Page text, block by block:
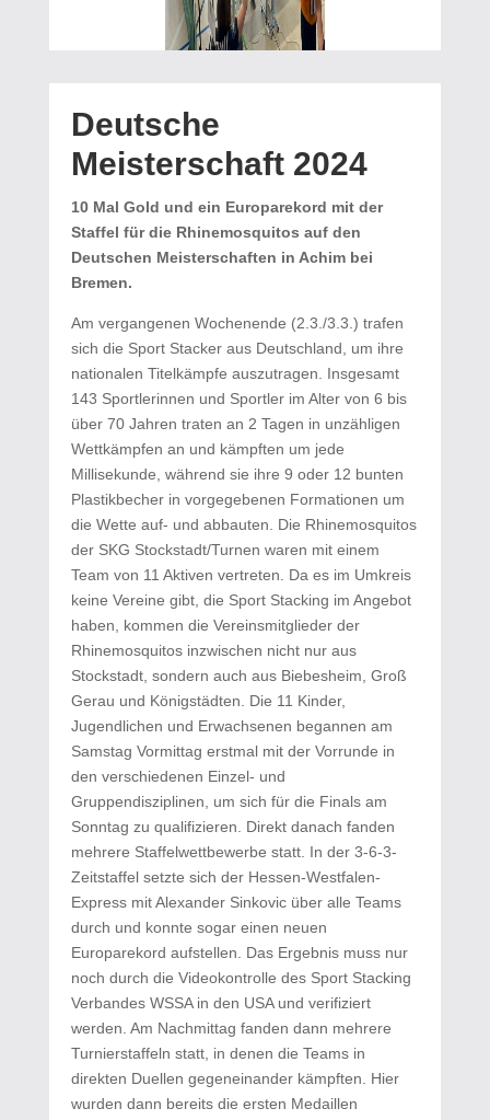
Deutsche
Meisterschaft 2024
10 Mal Gold und ein Europarekord mit der
Staffel für die Rhinemosquitos auf den
Deutschen Meisterschaften in Achim bei
Bremen.
Am vergangenen Wochenende (2.3./3.3.) trafen
sich die Sport Stacker aus Deutschland, um ihre
nationalen Titelkämpfe auszutragen. Insgesamt
143 Sportlerinnen und Sportler im Alter von 6 bis
über 70 Jahren traten an 2 Tagen in unzähligen
Wettkämpfen an und kämpften um jede
Millisekunde, während sie ihre 9 oder 12 bunten
Plastikbecher in vorgegebenen Formationen um
die Wette auf- und abbauten. Die Rhinemosquitos
der SKG Stockstadt/Turnen waren mit einem
Team von 11 Aktiven vertreten. Da es im Umkreis
keine Vereine gibt, die Sport Stacking im Angebot
haben, kommen die Vereinsmitglieder der
Rhinemosquitos inzwischen nicht nur aus
Stockstadt, sondern auch aus Biebesheim, Groß
Gerau und Königstädten. Die 11 Kinder,
Jugendlichen und Erwachsenen begannen am
Samstag Vormittag erstmal mit der Vorrunde in
den verschiedenen Einzel- und
Gruppendisziplinen, um sich für die Finals am
Sonntag zu qualifizieren. Direkt danach fanden
mehrere Staffelwettbewerbe statt. In der 3-6-3-
Zeitstaffel setzte sich der Hessen-Westfalen-
Express mit Alexander Sinkovic über alle Teams
durch und konnte sogar einen neuen
Europarekord aufstellen. Das Ergebnis muss nur
noch durch die Videokontrolle des Sport Stacking
Verbandes WSSA in den USA und verifiziert
werden. Am Nachmittag fanden dann mehrere
Turnierstaffeln statt, in denen die Teams in
direkten Duellen gegeneinander kämpften. Hier
wurden dann bereits die ersten Medaillen